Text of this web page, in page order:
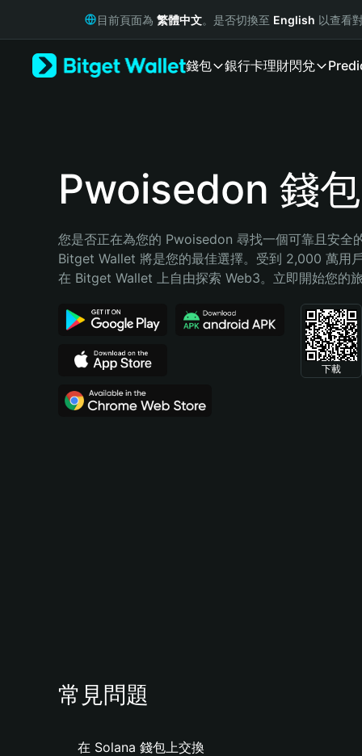
Русский
Bahasa Indonesia
Español (Argentina)
目前頁面為 繁體中文。是否切換至 English 以查看
錢包 銀行卡理財閃兌
Pwoisedon 錢包
您是否正在為您的 Pwoisedon 尋找一個可靠且安全
Bitget Wallet 將是您的最佳選擇。受到 2,000 萬用
在 Bitget Wallet 上自由探索 Web3。立即開始您的
下載
常見問題
在 Solana 錢包上交換